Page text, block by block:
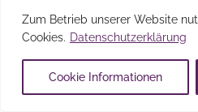
Zum Betrieb unserer Website
Cookies. Datenschutzerklärung
Cookie Informationen